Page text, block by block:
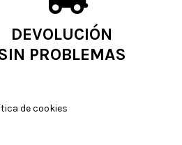
DEVOLUCIÓN
PROBLEMAS
de cookies